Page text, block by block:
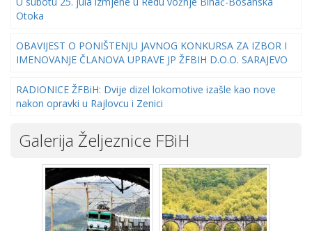
Otoka
OBAVIJEST O PONIŠTENJU JAVNOG KONKURSA ZA IZBOR I
IMENOVANJE ČLANOVA UPRAVE JP ŽFBIH D.O.O. SARAJEVO
RADIONICE ŽFBiH: Dvije dizel lokomotive izašle kao nove
nakon opravki u Rajlovcu i Zenici
Galerija Željeznice FBiH